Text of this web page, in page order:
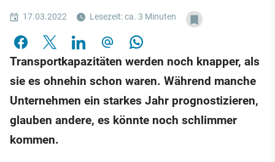
17.03.2022 Lesezeit: ca. 3 Minuten
Transportkapazitäten werden noch knapper, als
sie es ohnehin schon waren. Während manche
Unternehmen ein starkes Jahr prognostizieren,
glauben andere, es könnte noch schlimmer
kommen.